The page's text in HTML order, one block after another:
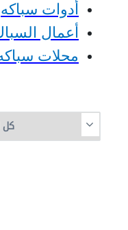
أدوات سباكه
أعمال
محلات